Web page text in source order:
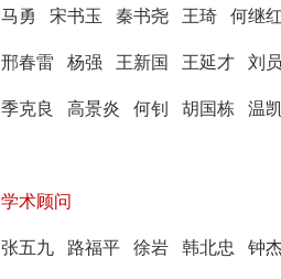
马勇 宋书玉 秦书尧 王琦 何继红
邢春雷 杨强 王新国 王延才 刘员
季克良 高景炎 何钊 胡国栋 温
学术顾问
张五九 路福平 徐岩 韩北忠 钟